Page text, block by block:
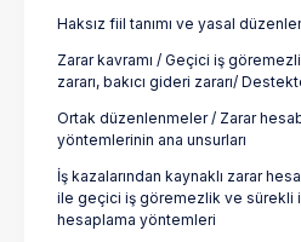
Haksız fiil tanımı ve yasal
Zarar kavramı / Geçici iş
zararı, bakıcı gideri zararı/
Ortak düzenlenmeler / Zarar
yöntemlerinin ana unsurları
İş kazalarından kaynaklı zarar
ile geçici iş göremezlik ve sürekli
hesaplama yöntemleri